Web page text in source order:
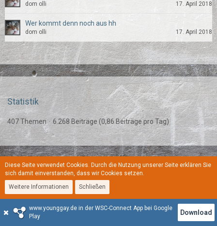
dom olli
17. April 2018
Wer kommt denn noch aus hh
dom olli 17. April 2018
Statistik
407 Themen 6.268 Beiträge (0,86 Beiträge pro Tag)
Regeln Datenschutzerklärung Kontakt
Stil:YoungGay
Community-Software:WoltLab Suite™
www.younggay.de in der WSC-Connect App bei Google
Play
Download
Diese Seite verwendet Cookies. Durch die Nutzung unserer Seite erklären Sie
sich damit einverstanden, dass wir Cookies setzen.
Weitere Informationen
Schließen